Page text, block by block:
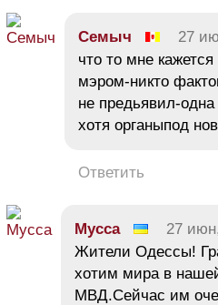
Семыч 27
что то мне
мэром-никто
не предьявил-
хотя органыпод
Ответить
Мусса 27
Жители Одессы!
хотим мира в
МВД.Сейчас им